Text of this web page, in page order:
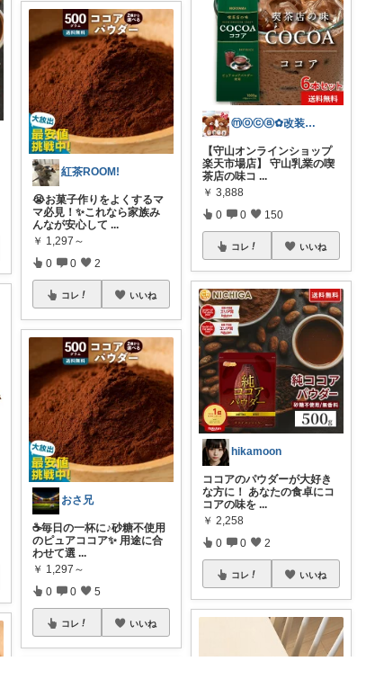
紅茶ROOM!
😭お菓子作りをよくするマ
マ必見！✨これなら家族み
んなが安心して ...
￥ 1,297～
0 0 2
コレ いいね
おさ兄
☕毎日の一杯に♪砂糖不使用
のピュアココア✨ 用途に合
わせて選 ...
￥ 1,297～
0 0 5
コレ いいね
ⓜⓞⓒⓐ✿改装中🪏
【守山オンラインショップ
楽天市場店】 守山乳業の喫
茶店の味コ ...
￥ 3,888
0 0 150
コレ いいね
hikamoon
ココアのパウダーが大好き
な方に！ あなたの食卓にコ
コアの味を ...
￥ 2,258
0 0 2
コレ いいね